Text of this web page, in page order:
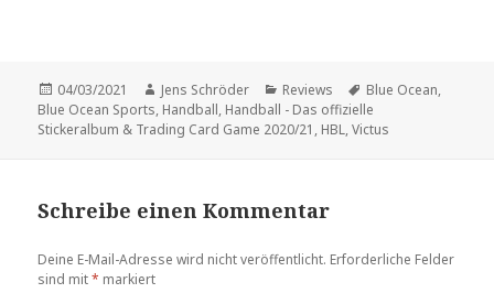
Veröffentlicht
am
04/03/2021 Autor
Jens Schröder Kategorien
Reviews Schlagwörter
Blue Ocean,
Blue Ocean Sports, Handball, Handball - Das offizielle
Stickeralbum & Trading Card Game 2020/21 , HBL,Victus
Schreibe einen Kommentar
Deine E-Mail-Adresse wird nicht veröffentlicht. Erforderliche Felder
sind mit* markiert